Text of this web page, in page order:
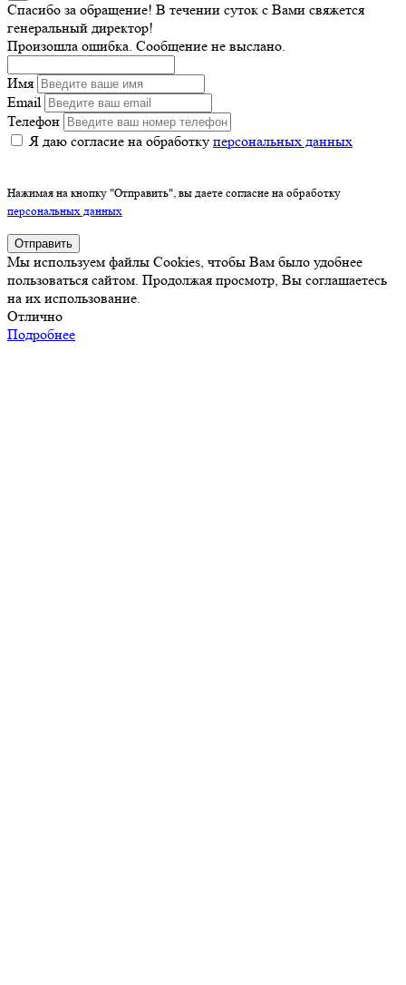
Спасибо за обращение! В течении суток с Вами свяжется
генеральный директор!
Произошла ошибка. Сообщение не выслано.
Имя
Email
Телефон
Я даю согласие на обработку персональных данных
Нажимая на кнопку "Отправить", вы даете согласие на обработку
персональных данных
Отправить
Мы используем файлы Cookies, чтобы Вам было удобнее
пользоваться сайтом. Продолжая просмотр, Вы соглашаетесь
на их использование.
Отлично
Подробнее